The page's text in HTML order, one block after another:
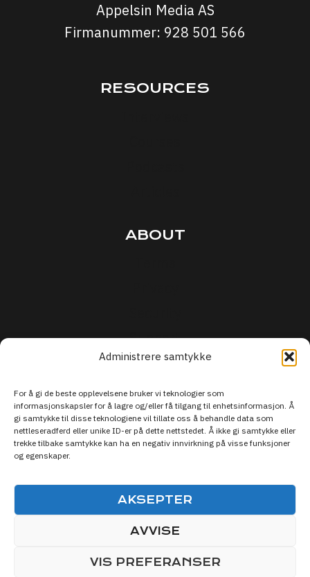
Administrere samtykke
For å gi de beste opplevelsene bruker vi teknologier som
informasjonskapsler for å lagre og/eller få tilgang til enhetsinformasjon. Å
gi samtykke til disse teknologiene vil tillate oss å behandle data som
nettleseradferd eller unike ID-er på dette nettstedet. Å ikke gi samtykke eller
trekke tilbake samtykke kan ha en negativ innvirkning på visse funksjoner
og egenskaper.
AKSEPTER
AVVISE
VIS PREFERANSER
Appelsin Media AS
Firmanummer: 928 501 566
RESOURCES
ABOUT
Support
© 2026 Live Sporten DISCOVER SPORTS